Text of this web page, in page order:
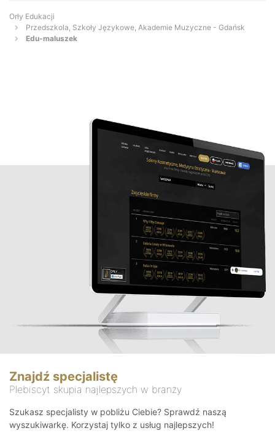
Orły Edukacji
Przedszkola, Szkoły Językowe, Akademie Muzyczne - Gdańsk
Edu-maluszek
Znajdź specjalistę
Plebiscyt skupia najlepszych w branży
Szukasz specjalisty w pobliżu Ciebie? Sprawdź naszą
wyszukiwarkę. Korzystaj tylko z usług najlepszych!